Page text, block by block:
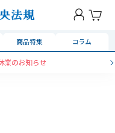
商品特集 コラム
業のお知らせ